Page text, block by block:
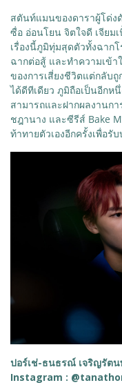
สตันท์แมนของดาราผู้โด่ง
ซื่อ อ่อนโยน จิตใจดี เจียม
เรื่องนี้ภูมิทุ่มสุดตัวทั้งฉาก
ฉากต่อสู้ และทำความเข้
ของการเสี่ยงชีวิตแต่กลับ
ได้ดีทีเดียว ภูมิถือเป็นอีกห
สามารถและฝากผลงานก
ชฎานาง และซีรีส์ Bake
ท้าทายตัวเองอีกครั้งเพื่อ
ปอร์เช่-ธนธรณ์ เจริญรัต
Instagram :